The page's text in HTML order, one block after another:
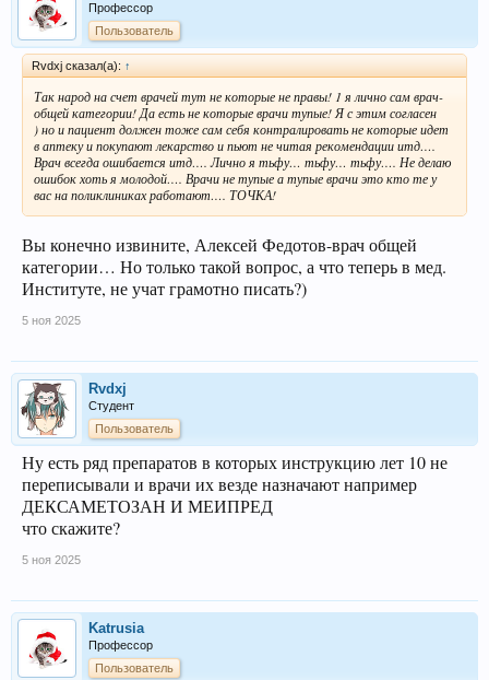
Профессор
Пользователь
Rvdxj сказал(а): ↑
Так народ на счет врачей тут не которые не правы! 1 я лично сам врач-
общей категории! Да есть не которые врачи тупые! Я с этим согласен
) но и пациент должен тоже сам себя контралировать не которые идет
в аптеку и покупают лекарство и пьют не читая рекомендации итд….
Врач всегда ошибается итд…. Лично я тьфу… тьфу… тьфу…. Не делаю
ошибок хоть я молодой…. Врачи не тупые а тупые врачи это кто те у
вас на поликлиниках работают…. ТОЧКА!
Вы конечно извините, Алексей Федотов-врач общей
категории… Но только такой вопрос, а что теперь в мед.
Институте, не учат грамотно писать?)
5 ноя 2025
Rvdxj
Студент
Пользователь
Ну есть ряд препаратов в которых инструкцию лет 10 не
переписывали и врачи их везде назначают например
ДЕКСАМЕТОЗАН И МЕИПРЕД
что скажите?
5 ноя 2025
Katrusia
Профессор
Пользователь